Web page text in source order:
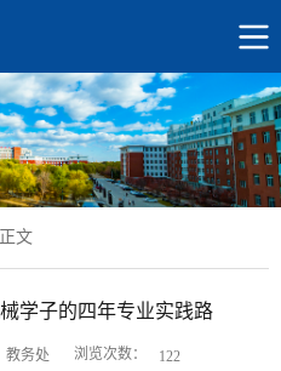
正文
学子的四年专业实践路
教务处 浏览次数： 122